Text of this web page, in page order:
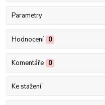
Parametry
Hodnocení 0
Komentáře 0
Ke stažení